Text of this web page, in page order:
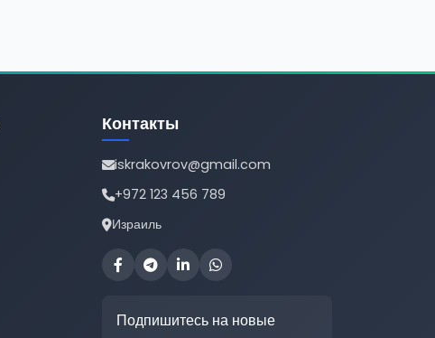
Контакты
iskrakovrov@gmail.com
+972 123 456 789
Израиль
Подпишитесь на новые